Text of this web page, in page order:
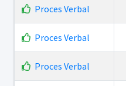
Proces Verbal
Proces Verbal
Proces Verbal